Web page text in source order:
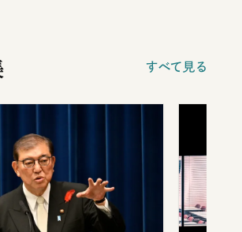
すべて見る